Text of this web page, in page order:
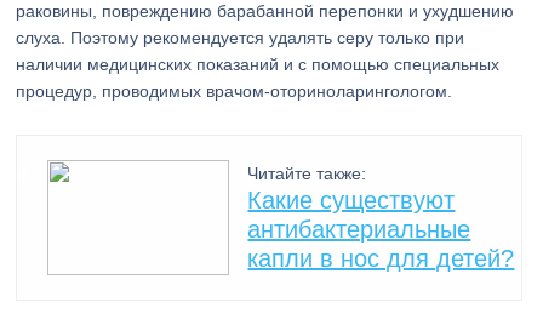
раковины, повреждению барабанной перепонки и ухудшению
слуха. Поэтому рекомендуется удалять серу только при
наличии медицинских показаний и с помощью специальных
процедур, проводимых врачом-оториноларингологом.
Читайте также:
Какие существуют
антибактериальные
капли в нос для детей?